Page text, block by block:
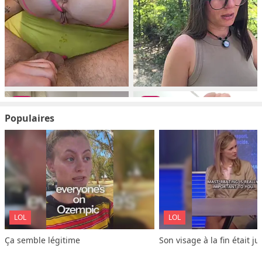
Populaires
LOL
Ça semble légitime
LOL
Son visage à la fin était